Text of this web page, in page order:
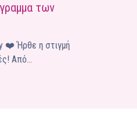
των
❤️ Ήρθε η στιγμή
Από…